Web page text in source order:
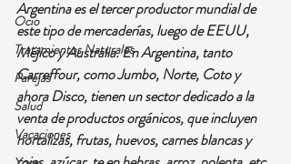
Ocio
Tratamientos Naturales
Parejas
Salud
Vacaciones
Argentina es el tercer productor mundial de
este tipo de mercaderías, luego de EEUU,
Méjico y Australia. En Argentina, tanto
Carreffour, como Jumbo, Norte, Coto y
ahora Disco, tienen un sector dedicado a la
venta de productos orgánicos, que incluyen
hortalizas, frutas, huevos, carnes blancas y